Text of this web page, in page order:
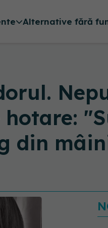
Alternative fără
din